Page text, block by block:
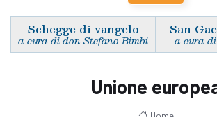
Schegge di vangelo
a cura di don Stefano Bimbi
San
a cura
Unione